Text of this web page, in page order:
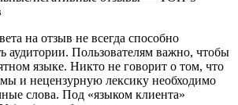
на отзыв не всегда способно
аудитории. Пользователям важно, чтобы
языке. Никто не говорит о том, что
и нецензурную лексику необходимо
слова. Под «языком клиента»